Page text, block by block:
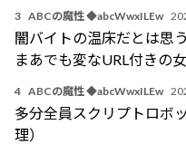
3 ABCの魔性 ◆abcWwxILEw
闇バイトの温床だとは思
まあでも変なURL付きの
4 ABCの魔性 ◆abcWwxILEw
多分全員スクリプトロボ
理）